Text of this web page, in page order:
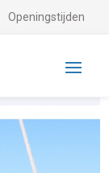
Openingstijden